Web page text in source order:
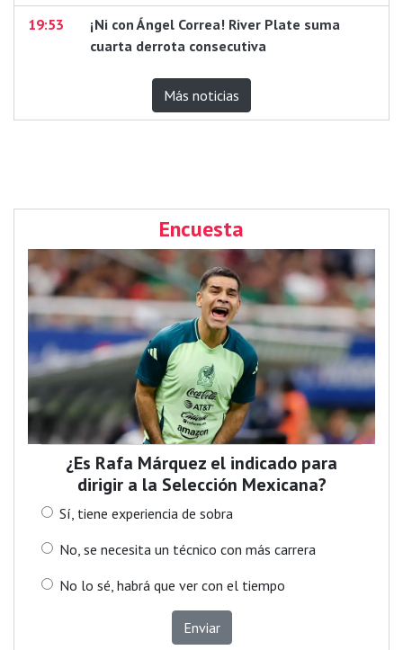
19:53
¡Ni con Ángel Correa! River Plate suma
cuarta derrota consecutiva
Más noticias
Encuesta
¿Es Rafa Márquez el indicado para
dirigir a la Selección Mexicana?
Sí, tiene experiencia de sobra
No, se necesita un técnico con más carrera
No lo sé, habrá que ver con el tiempo
Enviar